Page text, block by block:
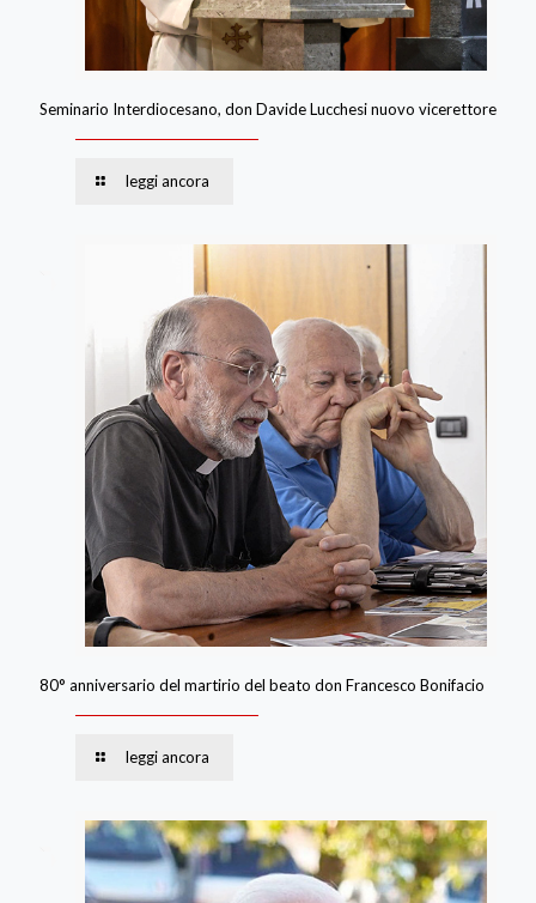
Seminario Interdiocesano, don Davide Lucchesi nuovo vicerettore
leggi ancora
80° anniversario del martirio del beato don Francesco Bonifacio
leggi ancora